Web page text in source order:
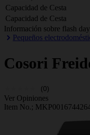
Capacidad de Cesta
Capacidad de Cesta
Información sobre flash
Pequeños
Cosori
(0)
Ver Opiniones
Item No.;